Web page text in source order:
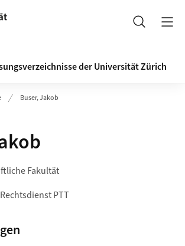
Suche
der Universität Zürich
Buser, Jakob
Fakultät
PTT